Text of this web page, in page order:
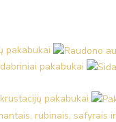
pakabukai
pakabukai
pakabukai